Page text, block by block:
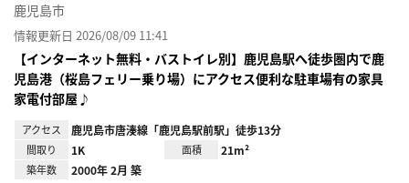
鹿児島市
情報更新日 2026/08/09 11:41
【インターネット無料・バストイレ別】鹿児島駅へ徒歩圏内で鹿
児島港（桜島フェリー乗り場）にアクセス便利な駐車場有の家具
家電付部屋♪
アクセス 鹿児島市唐湊線「鹿児島駅前駅」徒歩13分
間取り 1K 面積 21m²
築年数 2000年 2月 築